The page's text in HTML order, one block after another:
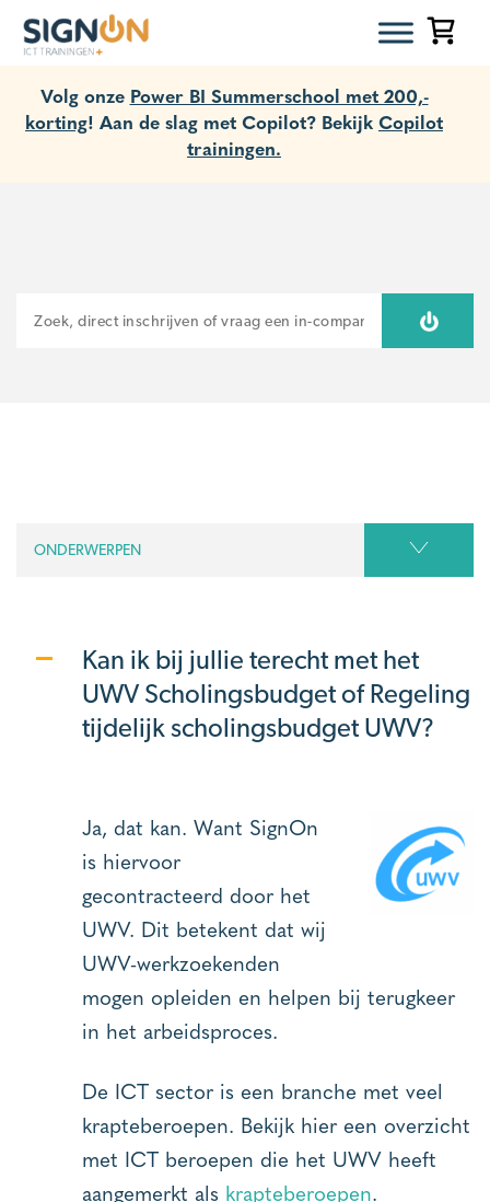
Volg onze Power BI Summerschool met 200,-
korting! Aan de slag met Copilot? Bekijk Copilot
trainingen.
ZOEKEN
ONDERWERPEN
Kan ik bij jullie terecht met het
UWV Scholingsbudget of Regeling
tijdelijk scholingsbudget UWV?
Ja, dat kan. Want SignOn
is hiervoor
gecontracteerd door het
UWV. Dit betekent dat wij
UWV-werkzoekenden
mogen opleiden en helpen bij terugkeer
in het arbeidsproces.
De ICT sector is een branche met veel
krapteberoepen. Bekijk hier een overzicht
met ICT beroepen die het UWV heeft
aangemerkt als krapteberoepen.